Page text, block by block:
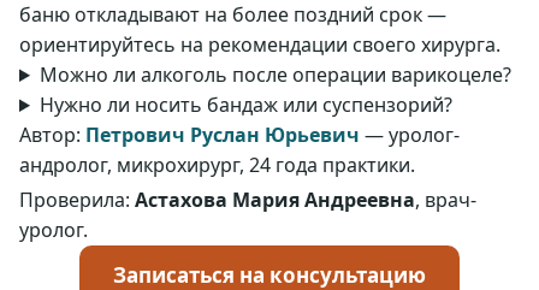
баню откладывают на более поздний срок —
ориентируйтесь на рекомендации своего хирурга.
Можно ли алкоголь после операции варикоцеле?
Нужно ли носить бандаж или суспензорий?
Автор: Петрович Руслан Юрьевич — уролог-
андролог, микрохирург, 24 года практики.
Проверила: Астахова Мария Андреевна, врач-
уролог.
Записаться на консультацию